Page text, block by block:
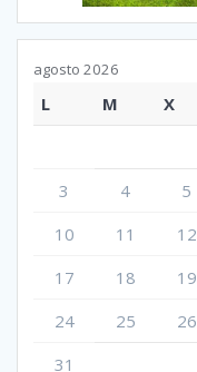
agosto 2026
L M X
3
4 5
10
11 12
17
18 19
24
25 26
31